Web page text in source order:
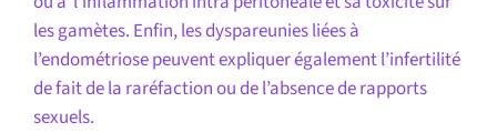
les gamètes. Enfin, les dyspareunies liées à
l’endométriose peuvent expliquer également l’infertilité
de fait de la raréfaction ou de l’absence de rapports
sexuels.